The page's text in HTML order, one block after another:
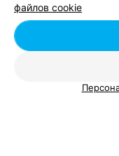
Вам будет
Курсы
файлов cookie